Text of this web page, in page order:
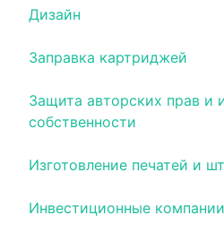
Дизайн
Заправка картриджей
Защита авторских прав и
собственности
Изготовление печатей и
Инвестиционные компании